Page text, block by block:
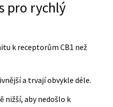
pro rychlý
k receptorům CB1 než
a trvají obvykle déle.
nižší, aby nedošlo k